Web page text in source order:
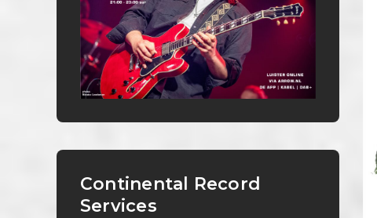
Continental Record
Services